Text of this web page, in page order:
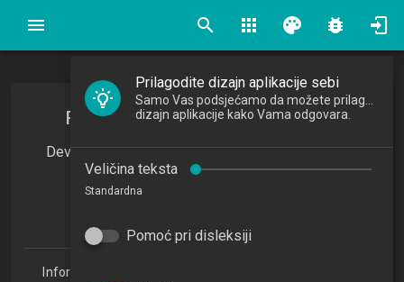
search apps palette bug_report
Razvoj mobilnih aplikacija i igara
Development of Mobile Applications and Games
2024/2025
Informacijske tehnologije i digitalizacija poslovanja 1.3
Prilagodite dizajn aplikacije sebi
dizajn aplikacije kako Vama odgovara.
Veličina teksta
Standardna
Pomoć pri disleksiji